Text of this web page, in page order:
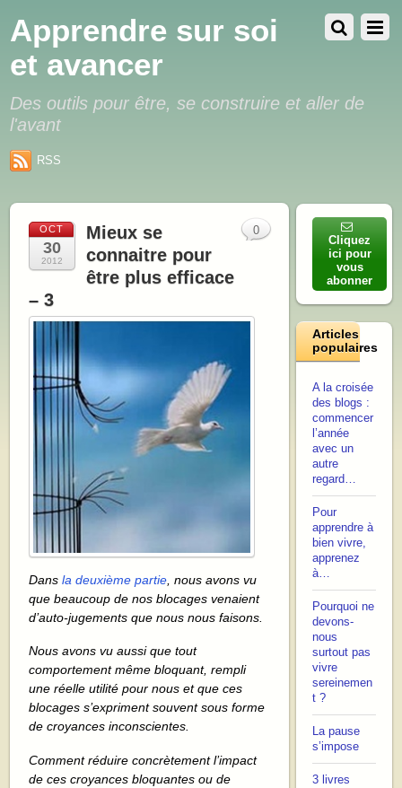
Apprendre sur soi
et avancer
Des outils pour être, se construire et aller de
l'avant
RSS
OCT
30
2012
Mieux se
connaitre pour
être plus efficace
– 3
Dansla deuxième partie , nous avons vu
que beaucoup de nos blocages venaient
d’auto-jugements que nous nous faisons.
Nous avons vu aussi que tout
comportement même bloquant, rempli
une réelle utilité pour nous et que ces
blocages s’expriment souvent sous forme
de croyances inconscientes.
Comment réduire concrètement l’impact
de ces croyances bloquantes ou de
0
Cliquez
ici pour
vous
abonner
Articles
populaires
A la croisée
des blogs :
commencer
l’année
avec un
autre
regard…
Pour
apprendre à
bien vivre,
apprenez
à…
Pourquoi ne
devons-
nous
surtout pas
vivre
sereinemen
t ?
La pause
s’impose
3 livres